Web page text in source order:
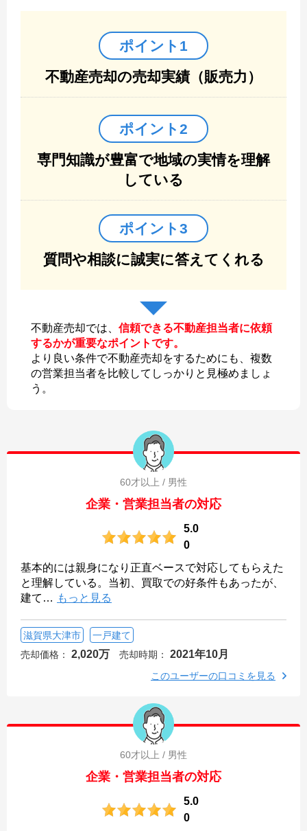
ポイント1
不動産売却の売却実績（販売力）
ポイント2
専門知識が豊富で地域の実情を理解
している
ポイント3
質問や相談に誠実に答えてくれる
不動産売却では、 信頼できる不動産担当者に依頼
するかが重要なポイントです。
より良い条件で不動産売却をするためにも、複数
の営業担当者を比較してしっかりと見極めましょ
う。
60才以上 / 男性
企業・営業担当者の対応
5.0
0
基本的には親身になり正直ベースで対応してもらえた
と理解している。当初、買取での好条件もあったが、
建て … もっと見る
滋賀県大津市
一戸建て
売却価格：
2,020万 売却時期： 2021年10月
このユーザーの口コミを見る
60才以上 / 男性
企業・営業担当者の対応
5.0
0